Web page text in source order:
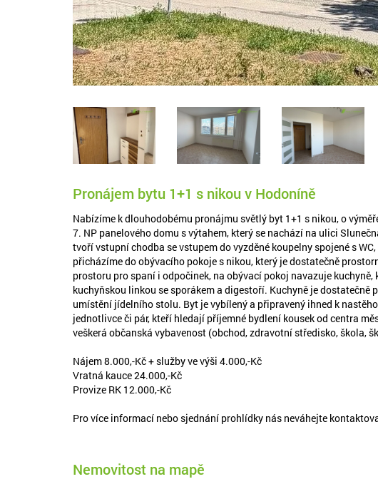
Pronájem bytu 1+1 s nikou v Hodoníně
Nabízíme k dlouhodobému pronájmu světlý byt 1+1 s nikou, o
7. NP panelového domu s výtahem, který se nachází na ulici
tvoří vstupní chodba se vstupem do vyzděné koupelny spojené s
přicházíme do obývacího pokoje s nikou, který je dostatečně
prostoru pro spaní i odpočinek, na obývací pokoj navazuje kuchyně,
kuchyňskou linkou se sporákem a digestoří. Kuchyně je dostatečně
umístění jídelního stolu. Byt je vybílený a připravený ihned k
jednotlivce či pár, kteří hledají příjemné bydlení kousek od centra
veškerá občanská vybavenost (obchod, zdravotní středisko, škola,
Nájem 8.000,-Kč + služby ve výši 4.000,-Kč
Vratná kauce 24.000,-Kč
Provize RK 12.000,-Kč
Pro více informací nebo sjednání prohlídky nás neváhejte
Nemovitost na mapě